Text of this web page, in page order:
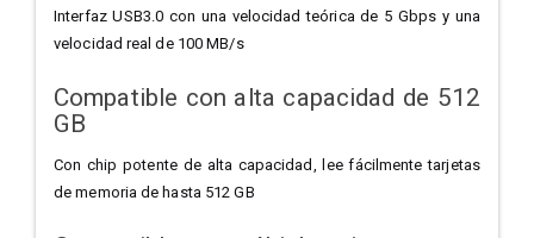
Interfaz USB3.0 con una velocidad teórica de 5 Gbps y una
velocidad real de 100 MB/s
Compatible con alta capacidad de 512
GB
Con chip potente de alta capacidad, lee fácilmente tarjetas
de memoria de hasta 512 GB